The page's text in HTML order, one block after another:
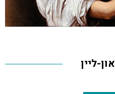
און-ליין